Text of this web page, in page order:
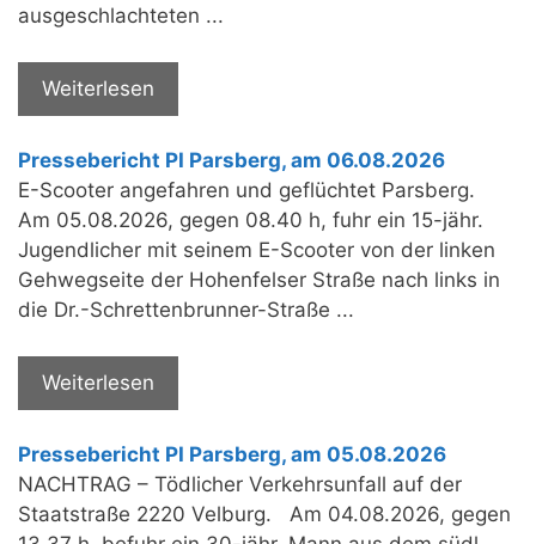
ausgeschlachteten ...
Weiterlesen
Pressebericht PI Parsberg, am 06.08.2026
E-Scooter angefahren und geflüchtet Parsberg.
Am 05.08.2026, gegen 08.40 h, fuhr ein 15-jähr.
Jugendlicher mit seinem E-Scooter von der linken
Gehwegseite der Hohenfelser Straße nach links in
die Dr.-Schrettenbrunner-Straße ...
Weiterlesen
Pressebericht PI Parsberg, am 05.08.2026
NACHTRAG – Tödlicher Verkehrsunfall auf der
Staatstraße 2220 Velburg. Am 04.08.2026, gegen